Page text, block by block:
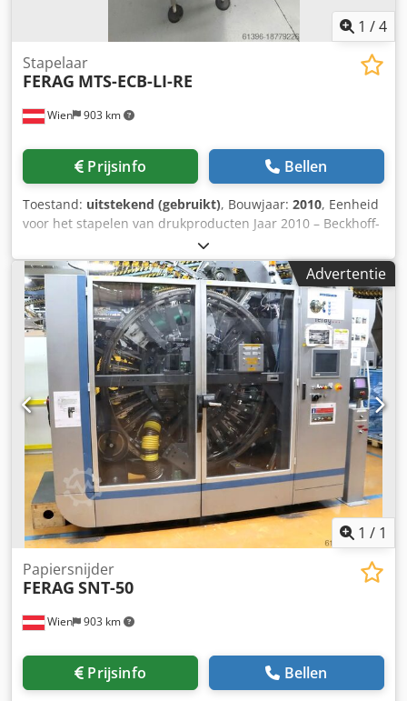
1 /4
Wien 903 km
Stapelaar
FERAG MTS-ECB-LI-RE
Prijsinfo Bellen
Toestand: uitstekend (gebruikt), Bouwjaar: 2010, Eenheid
voor het stapelen van drukproducten Jaar 2010 – Beckhoff-
besturing Crsdov Sdc Ijpfx Anmsf
Advertentie
1 / 1
Wien 903 km
Papiersnijder
FERAG SNT-50
Prijsinfo Bellen